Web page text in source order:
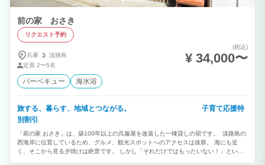
前の家 おさき
リクエスト予約
兵庫
淡路島
定員 2〜5名
(税込)
¥ 34,000〜
バーベキュー 海水浴
旅する、暮らす、地域とつながる。 子育て応援特
別割引
「前の家 おさき」は、築100年以上の呉服屋を改装した一棟貸しの宿です。 淡路島の
西海岸に位置しているため、グルメ、観光スポットへのアクセスは抜群。 海にも近
く、そこから見る夕焼けは絶景です。 しかし「それだけではもったいない！」という